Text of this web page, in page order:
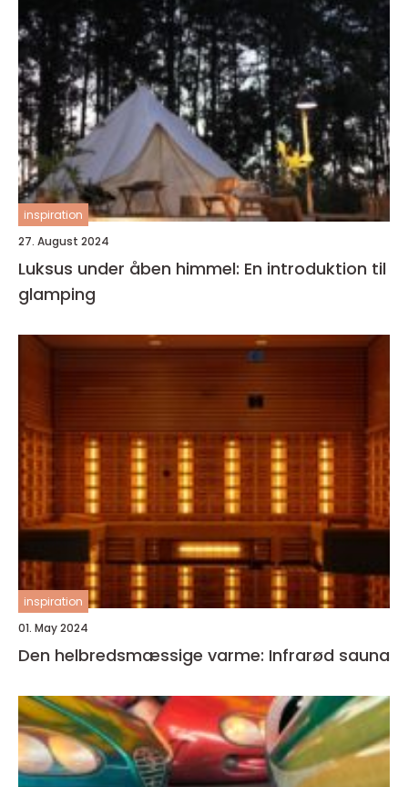
inspiration
27. August 2024
Luksus under åben himmel: En introduktion til
glamping
inspiration
01. May 2024
Den helbredsmæssige varme: Infrarød sauna